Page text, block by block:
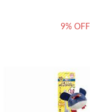
9% OFF